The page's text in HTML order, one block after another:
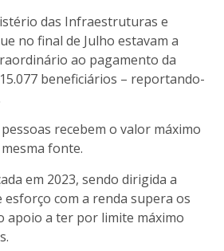
das Infraestruturas e
no final de Julho estavam a
ao pagamento da
beneficiários – reportando-
recebem o valor máximo
fonte.
em 2023, sendo dirigida a
esforço com a renda supera os
apoio a ter por limite máximo